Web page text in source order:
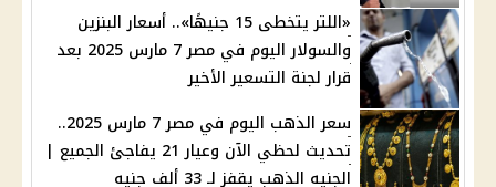
«اللتر يتخطى 15 جنيهًا».. أسعار البنزين
والسولار اليوم في مصر 7 مارس 2025 بعد
قرار لجنة التسعير الأخير
سعر الذهب اليوم في مصر 7 مارس 2025..
تحديث لحظي الآن وعيار 21 يفاجئ الجميع |
الجنيه الذهب يقفز لـ 33 ألف جنيه